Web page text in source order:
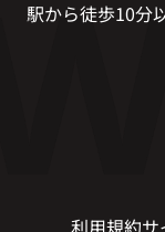
駅から徒歩10分
利用規約サ